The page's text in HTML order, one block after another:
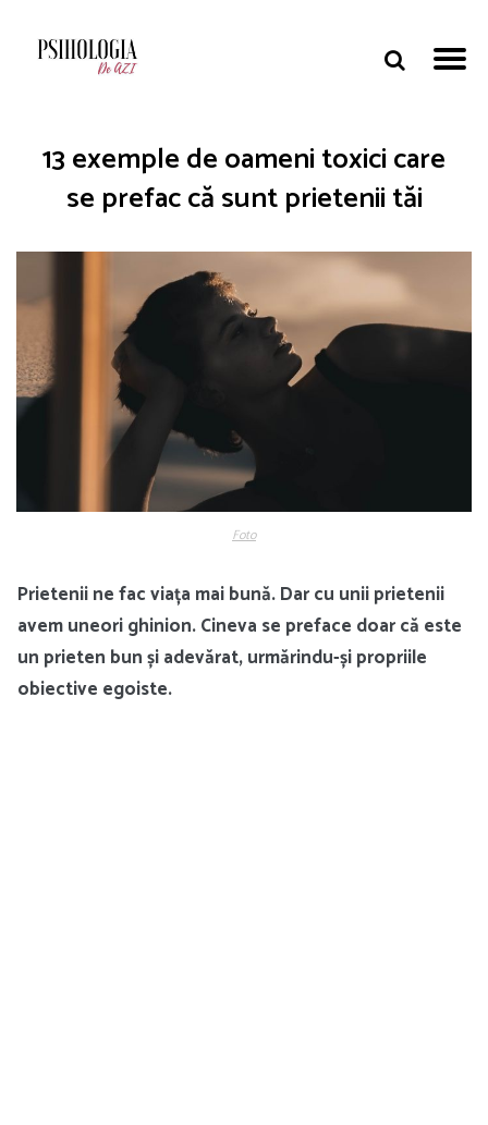
13 exemple de oameni toxici care
se prefac că sunt prietenii tăi
Foto
Prietenii ne fac viața mai bună. Dar cu unii prietenii
avem uneori ghinion. Cineva se preface doar că este
un prieten bun și adevărat, urmărindu-și propriile
obiective egoiste.